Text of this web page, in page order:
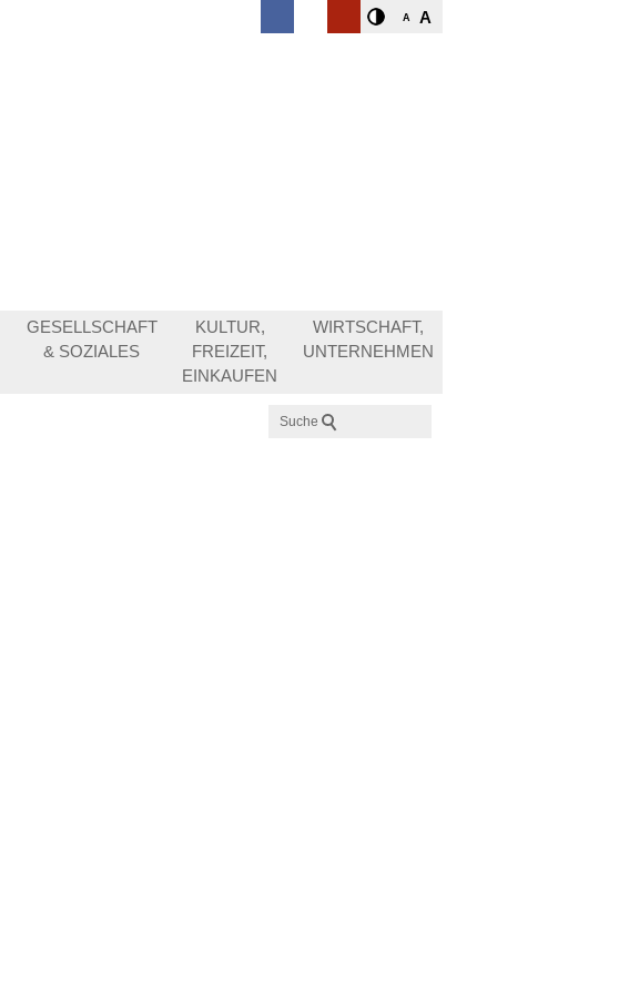
A A
GESELLSCHAFT
& SOZIALES
KULTUR,
FREIZEIT,
EINKAUFEN
WIRTSCHAFT,
UNTERNEHMEN
Suche